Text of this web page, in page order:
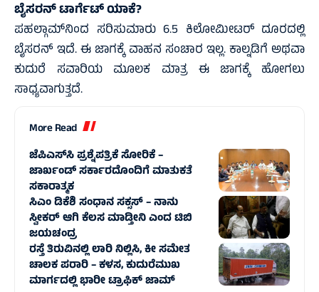
ಬೈಸರನ್ ಟಾರ್ಗೆಟ್‌ ಯಾಕೆ?
ಪಹಲ್ಗಾಮ್‌ನಿಂದ ಸರಿಸುಮಾರು 6.5 ಕಿಲೋಮೀಟರ್ ದೂರದಲ್ಲಿ
ಬೈಸರನ್‌ ಇದೆ. ಈ ಜಾಗಕ್ಕೆ ವಾಹನ ಸಂಚಾರ ಇಲ್ಲ. ಕಾಲ್ನಡಿಗೆ ಅಥವಾ
ಕುದುರೆ ಸವಾರಿಯ ಮೂಲಕ ಮಾತ್ರ ಈ ಜಾಗಕ್ಕೆ ಹೋಗಲು
ಸಾಧ್ಯವಾಗುತ್ತದೆ.
More Read
ಜೆಪಿಎಸ್‌ಸಿ ಪ್ರಶ್ನೆಪತ್ರಿಕೆ ಸೋರಿಕೆ –
ಜಾರ್ಖಂಡ್‌ ಸರ್ಕಾರದೊಂದಿಗೆ ಮಾತುಕತೆ
ಸಕಾರಾತ್ಮಕ
ಸಿಎಂ ಡಿಕೆಶಿ ಸಂಧಾನ ಸಕ್ಸಸ್‌ – ನಾನು
ಸ್ವೀಕರ್ ಆಗಿ ಕೆಲಸ ಮಾಡ್ತೀನಿ ಎಂದ ಟಿಬಿ
ಜಯಚಂದ್ರ
ರಸ್ತೆ ತಿರುವಿನಲ್ಲಿ ಲಾರಿ ನಿಲ್ಲಿಸಿ, ಕೀ ಸಮೇತ
ಚಾಲಕ ಪರಾರಿ – ಕಳಸ, ಕುದುರೆಮುಖ
ಮಾರ್ಗದಲ್ಲಿ‌ ಭಾರೀ ಟ್ರಾಫಿಕ್‌ ಜಾಮ್